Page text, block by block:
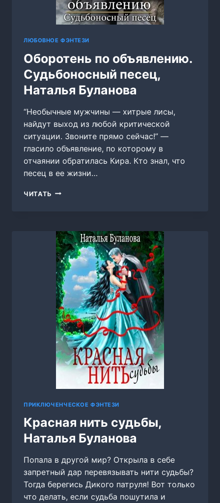
ЛЮБОВНОЕ ФЭНТЕЗИ
Оборотень по объявлению.
Судьбоносный песец,
Наталья Буланова
“Необычные мужчины — хитрые лисы,
найдут выход из любой критической
ситуации. Звоните прямо сейчас!” —
гласило объявление, по которому в
отчаянии обратилась Кира. Кто знал, что
песец в ее жизни…
ЧИТАТЬ ОБОРОТЕНЬ
ПЕСЕЦ,
НАТАЛЬЯ
БУЛАНОВА
ПРИКЛЮЧЕНЧЕСКОЕ ФЭНТЕЗИ
Красная нить судьбы,
Наталья Буланова
Попала в другой мир? Открыла в себе
запретный дар перевязывать нити судьбы?
Тогда берегись Дикого патруля! Вот только
что делать, если судьба пошутила и